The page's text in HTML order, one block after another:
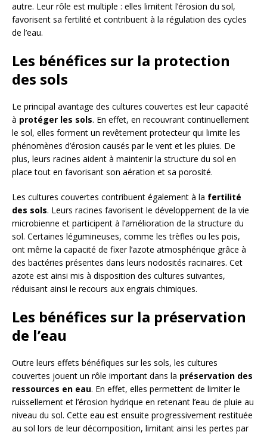
autre. Leur rôle est multiple : elles limitent l’érosion du sol,
favorisent sa fertilité et contribuent à la régulation des cycles
de l’eau.
Les bénéfices sur la protection
des sols
Le principal avantage des cultures couvertes est leur capacité
à protéger les sols. En effet, en recouvrant continuellement
le sol, elles forment un revêtement protecteur qui limite les
phénomènes d’érosion causés par le vent et les pluies. De
plus, leurs racines aident à maintenir la structure du sol en
place tout en favorisant son aération et sa porosité.
Les cultures couvertes contribuent également à la fertilité
des sols. Leurs racines favorisent le développement de la vie
microbienne et participent à l’amélioration de la structure du
sol. Certaines légumineuses, comme les trèfles ou les pois,
ont même la capacité de fixer l’azote atmosphérique grâce à
des bactéries présentes dans leurs nodosités racinaires. Cet
azote est ainsi mis à disposition des cultures suivantes,
réduisant ainsi le recours aux engrais chimiques.
Les bénéfices sur la préservation
de l’eau
Outre leurs effets bénéfiques sur les sols, les cultures
couvertes jouent un rôle important dans la préservation des
ressources en eau. En effet, elles permettent de limiter le
ruissellement et l’érosion hydrique en retenant l’eau de pluie au
niveau du sol. Cette eau est ensuite progressivement restituée
au sol lors de leur décomposition, limitant ainsi les pertes par